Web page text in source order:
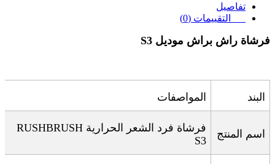
تفاصيل
التقييمات (0)
فرشاة راش براش موديل S3
البند المواصفات
اسم المنتج فرشاة فرد الشعر الحرارية RUSHBRUSH
S3